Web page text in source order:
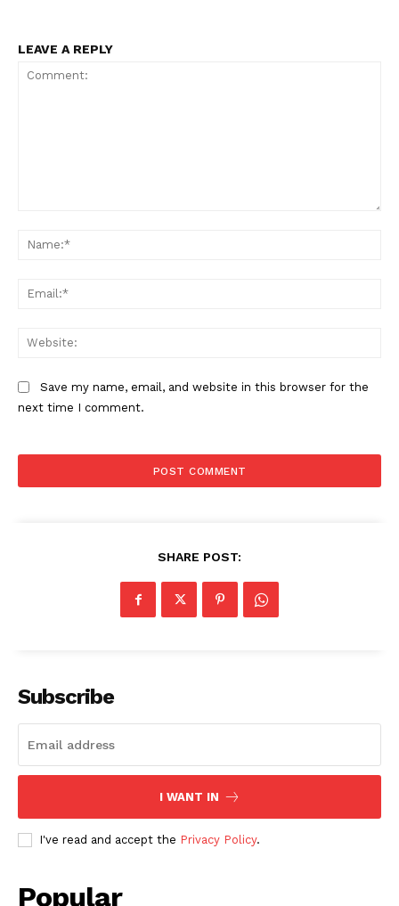
LEAVE A REPLY
Save my name, email, and website in this browser for the
next time I comment.
SHARE POST:
Subscribe
I WANT IN
I've read and accept the Privacy Policy.
Popular